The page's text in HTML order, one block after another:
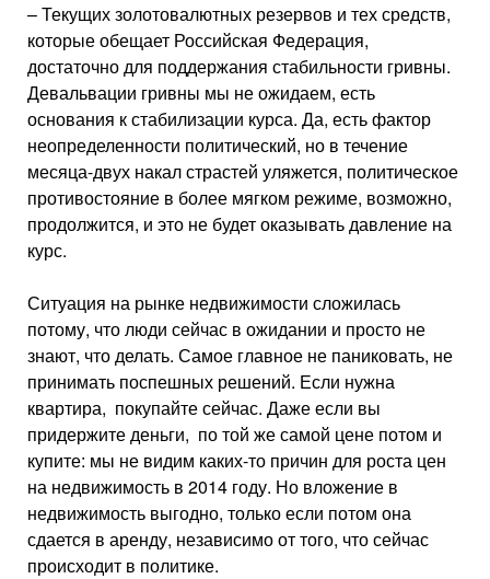
– Текущих золотовалютных резервов и тех средств,
которые обещает Российская Федерация,
достаточно для поддержания стабильности гривны.
Девальвации гривны мы не ожидаем, есть
основания к стабилизации курса. Да, есть фактор
неопределенности политический, но в течение
месяца-двух накал страстей уляжется, политическое
противостояние в более мягком режиме, возможно,
продолжится, и это не будет оказывать давление на
курс.
Ситуация на рынке недвижимости сложилась
потому, что люди сейчас в ожидании и просто не
знают, что делать. Самое главное не паниковать, не
принимать поспешных решений. Если нужна
квартира, покупайте сейчас. Даже если вы
придержите деньги, по той же самой цене потом и
купите: мы не видим каких-то причин для роста цен
на недвижимость в 2014 году. Но вложение в
недвижимость выгодно, только если потом она
сдается в аренду, независимо от того, что сейчас
происходит в политике.